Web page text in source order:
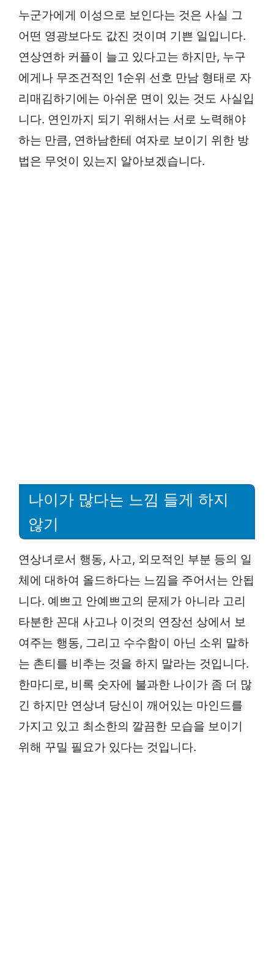
누군가에게 이성으로 보인다는 것은 사실 그
어떤 영광보다도 값진 것이며 기쁜 일입니다.
연상연하 커플이 늘고 있다고는 하지만, 누구
에게나 무조건적인 1순위 선호 만남 형태로 자
리매김하기에는 아쉬운 면이 있는 것도 사실입
니다. 연인까지 되기 위해서는 서로 노력해야
하는 만큼, 연하남한테 여자로 보이기 위한 방
법은 무엇이 있는지 알아보겠습니다.
나이가 많다는 느낌 들게 하지
않기
연상녀로서 행동, 사고, 외모적인 부분 등의 일
체에 대하여 올드하다는 느낌을 주어서는 안됩
니다. 예쁘고 안예쁘고의 문제가 아니라 고리
타분한 꼰대 사고나 이것의 연장선 상에서 보
여주는 행동, 그리고 수수함이 아닌 소위 말하
는 촌티를 비추는 것을 하지 말라는 것입니다.
한마디로, 비록 숫자에 불과한 나이가 좀 더 많
긴 하지만 연상녀 당신이 깨어있는 마인드를
가지고 있고 최소한의 깔끔한 모습을 보이기
위해 꾸밀 필요가 있다는 것입니다.